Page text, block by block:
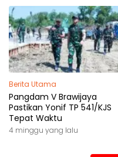
Berita Utama
Pangdam V Brawijaya
Pastikan Yonif TP 541/KJS
Tepat Waktu
4 minggu yang lalu